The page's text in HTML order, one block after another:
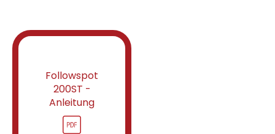
Followspot
200ST -
Anleitung